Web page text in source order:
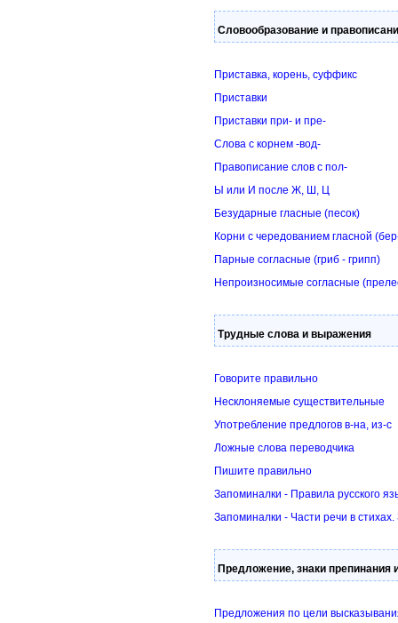
Словообразование и
Приставка, корень, суффикс
Приставки
Приставки при- и пре-
Слова с корнем -вод-
Правописание слов с пол-
Ы или И после Ж, Ш, Ц
Безударные гласные (песок)
Корни с чередованием гласной
Парные согласные (гриб - грипп)
Непроизносимые согласные
Трудные слова и выражения
Говорите правильно
Несклоняемые существительные
Употребление предлогов в-на, из-с
Ложные слова переводчика
Пишите правильно
Запоминалки - Правила русского
Запоминалки - Части речи в
Предложение, знаки препинания
Предложения по цели